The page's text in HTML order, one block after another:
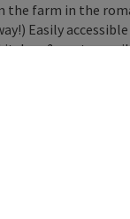
the farm in the
Easily
& pantry
invite you to linger.